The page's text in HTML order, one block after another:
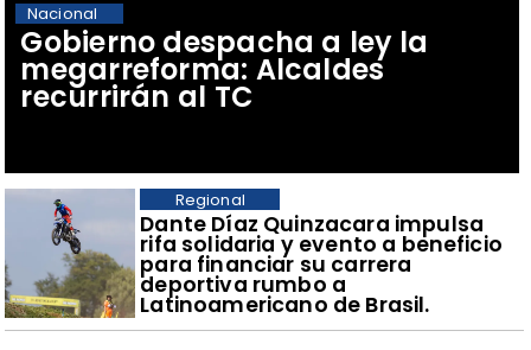
Dante Díaz Quinzacara impulsa
rifa solidaria y evento a beneficio
para financiar su carrera
deportiva rumbo a
Latinoamericano de Brasil.
Regional
Gobierno despacha a ley la
megarreforma: Alcaldes
recurrirán al TC
Nacional